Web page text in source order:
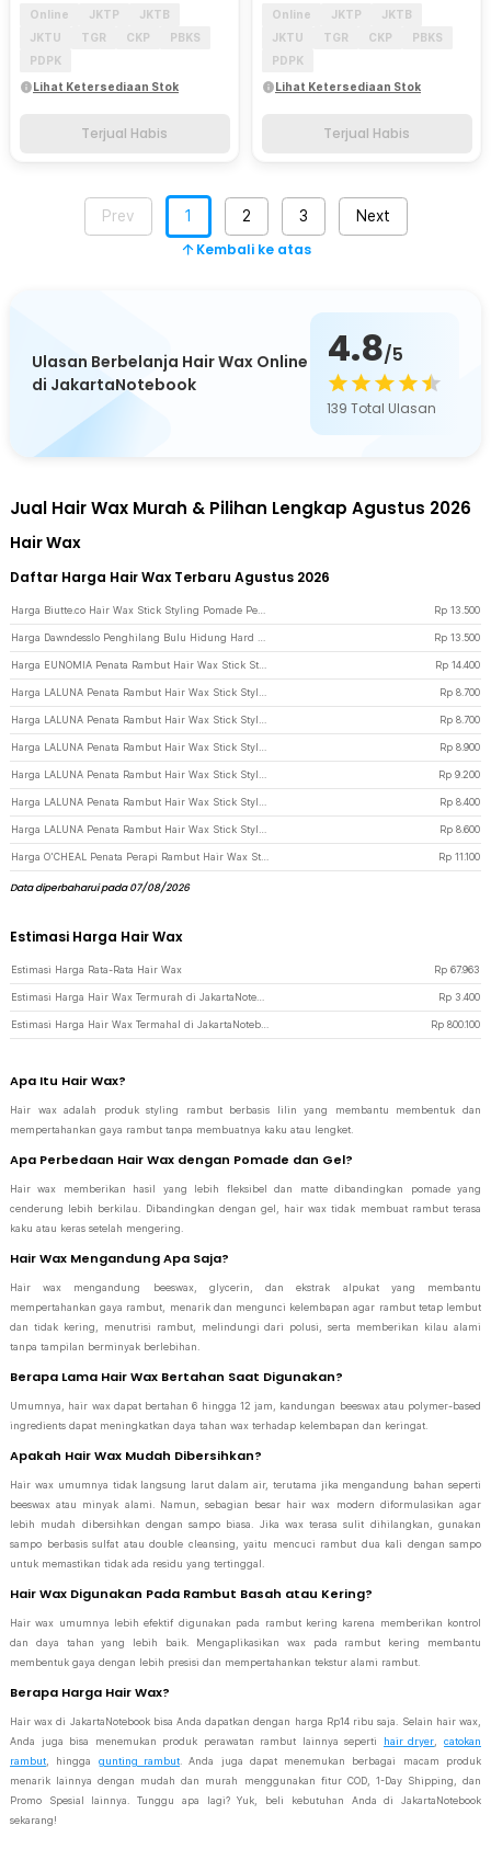
Online JKTP
JKTB
JKTU
TGR CKP
PBKS
PDPK
Lihat Ketersediaan Stok
Terjual Habis
Online JKTP
JKTB
JKTU
TGR CKP
PBKS
PDPK
Lihat Ketersediaan Stok
Terjual Habis
Prev 1 2 3 Next
Kembali ke atas
Ulasan Berbelanja Hair Wax Online
di JakartaNotebook
4.8/5
139 Total Ulasan
Jual Hair Wax Murah & Pilihan Lengkap Agustus 2026
Hair Wax
Daftar Harga Hair Wax Terbaru Agustus 2026
Rp 13.500
Rp 13.500
Rp 14.400
Rp 8.700
Rp 8.700
Rp 8.900
Rp 9.200
Rp 8.400
Rp 8.600
Rp 11.100
Data diperbaharui pada 07/08/2026
Estimasi Harga Hair Wax
Estimasi Harga Rata-Rata Hair Wax Rp 67.963
Rp 3.400
Rp 800.100
Apa Itu Hair Wax?
Hair wax adalah produk styling rambut berbasis lilin yang membantu membentuk dan
mempertahankan gaya rambut tanpa membuatnya kaku atau lengket.
Apa Perbedaan Hair Wax dengan Pomade dan Gel?
Hair wax memberikan hasil yang lebih fleksibel dan matte dibandingkan pomade yang
cenderung lebih berkilau. Dibandingkan dengan gel, hair wax tidak membuat rambut terasa
kaku atau keras setelah mengering.
Hair Wax Mengandung Apa Saja?
Hair wax mengandung beeswax, glycerin, dan ekstrak alpukat yang membantu
mempertahankan gaya rambut, menarik dan mengunci kelembapan agar rambut tetap lembut
dan tidak kering, menutrisi rambut, melindungi dari polusi, serta memberikan kilau alami
tanpa tampilan berminyak berlebihan.
Berapa Lama Hair Wax Bertahan Saat Digunakan?
Umumnya, hair wax dapat bertahan 6 hingga 12 jam, kandungan beeswax atau polymer-based
ingredients dapat meningkatkan daya tahan wax terhadap kelembapan dan keringat.
Apakah Hair Wax Mudah Dibersihkan?
Hair wax umumnya tidak langsung larut dalam air, terutama jika mengandung bahan seperti
beeswax atau minyak alami. Namun, sebagian besar hair wax modern diformulasikan agar
lebih mudah dibersihkan dengan sampo biasa. Jika wax terasa sulit dihilangkan, gunakan
sampo berbasis sulfat atau double cleansing, yaitu mencuci rambut dua kali dengan sampo
untuk memastikan tidak ada residu yang tertinggal.
Hair Wax Digunakan Pada Rambut Basah atau Kering?
Hair wax umumnya lebih efektif digunakan pada rambut kering karena memberikan kontrol
dan daya tahan yang lebih baik. Mengaplikasikan wax pada rambut kering membantu
membentuk gaya dengan lebih presisi dan mempertahankan tekstur alami rambut.
Berapa Harga Hair Wax?
Hair wax di JakartaNotebook bisa Anda dapatkan dengan harga Rp14 ribu saja. Selain hair wax,
Anda juga bisa menemukan produk perawatan rambut lainnya seperti hair dryer ,catokan
rambut , hingga gunting rambut. Anda juga dapat menemukan berbagai macam produk
menarik lainnya dengan mudah dan murah menggunakan fitur COD, 1-Day Shipping, dan
Promo Spesial lainnya. Tunggu apa lagi? Yuk, beli kebutuhan Anda di JakartaNotebook
sekarang!